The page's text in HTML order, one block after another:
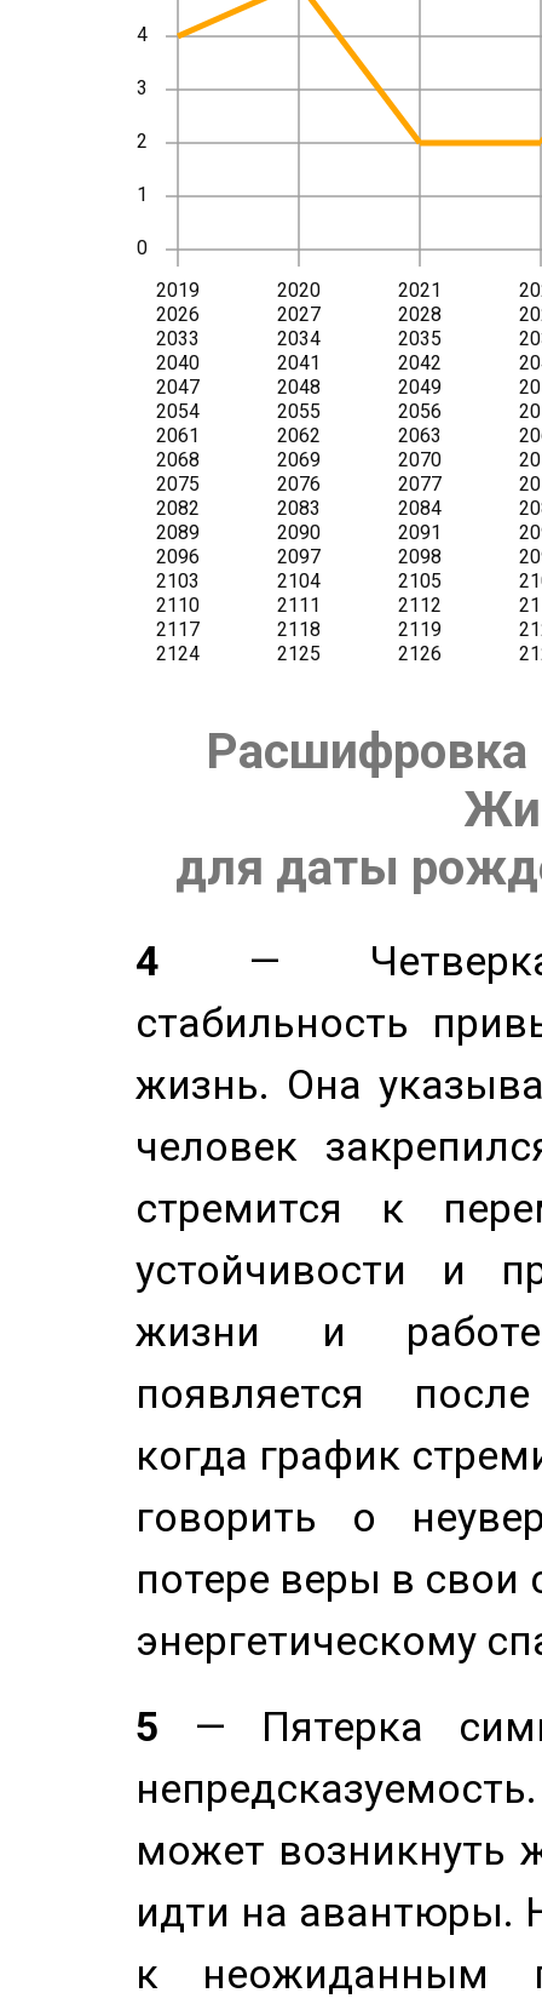
Расшифровка
для даты
4 — Четверка
стабильность
жизнь. Она
человек
стремится к
устойчивости и
жизни и
появляется
когда график
говорить о
потере веры в свои
энергетическому
5 — Пятерка
может возникнуть
идти на авантюры.
к неожиданным